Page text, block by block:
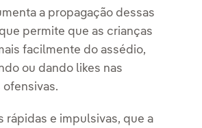
a propagação dessas
permite que as crianças
facilmente do assédio,
ou dando likes nas
rápidas e impulsivas, que a